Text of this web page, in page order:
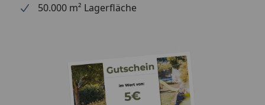
Verwendung
andere Form der Abdeckung (z.
B. Holzlatte) möglich
50.000 m² Lagerfläche